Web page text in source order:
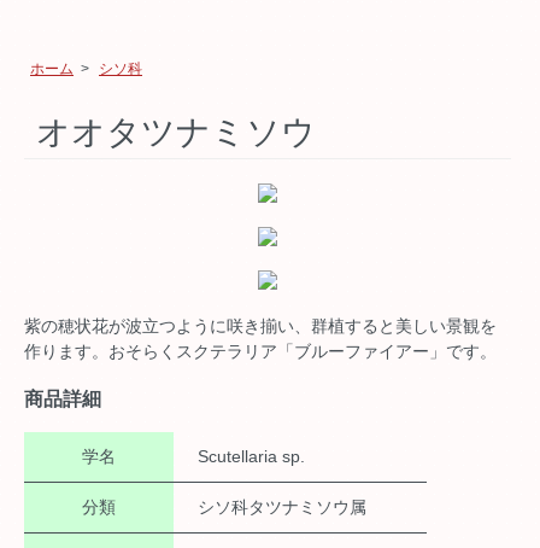
ホーム > シソ科
オオタツナミソウ
紫の穂状花が波立つように咲き揃い、群植すると美しい景観を
作ります。おそらくスクテラリア「ブルーファイアー」です。
商品詳細
学名 Scutellaria sp.
分類 シソ科タツナミソウ属